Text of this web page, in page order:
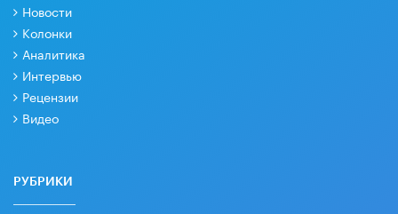
Новости
Колонки
Аналитика
Интервью
Рецензии
Видео
РУБРИКИ